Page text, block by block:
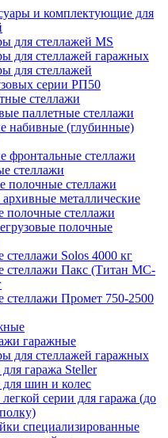
и комплектующие для
для стеллажей MS
для стеллажей гаражных
для стеллажей
серии РП50
стеллажи
паллетные стеллажи
набивные (глубинные)
фронтальные стеллажи
стеллажи
полочные стеллажи
металлические
полочные стеллажи
полочные
стеллажи Solos 4000 кг
стеллажи Пакс (Титан МС-
стеллажи Промет 750-2500
гаражные
для стеллажей гаражных
гаража Steller
шин и колес
серии для гаража (до
специализированные